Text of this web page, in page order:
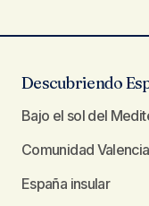
Descubriendo
Bajo el sol del
Comunidad
España insular